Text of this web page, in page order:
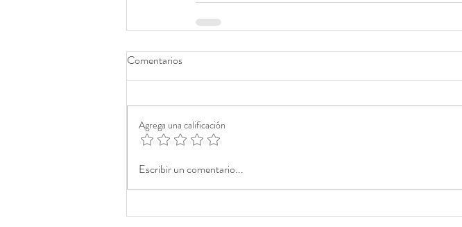
Comentarios
Agrega una calificación
Escribir un comentario...